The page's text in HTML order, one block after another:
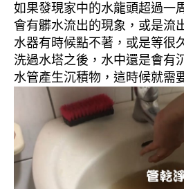
如果發現家中的水龍頭超過一
會有髒水流出的現象，或是流
水器有時候點不著，或是等很
洗過水塔之後，水中還是會有
水管產生沉積物，這時候就需